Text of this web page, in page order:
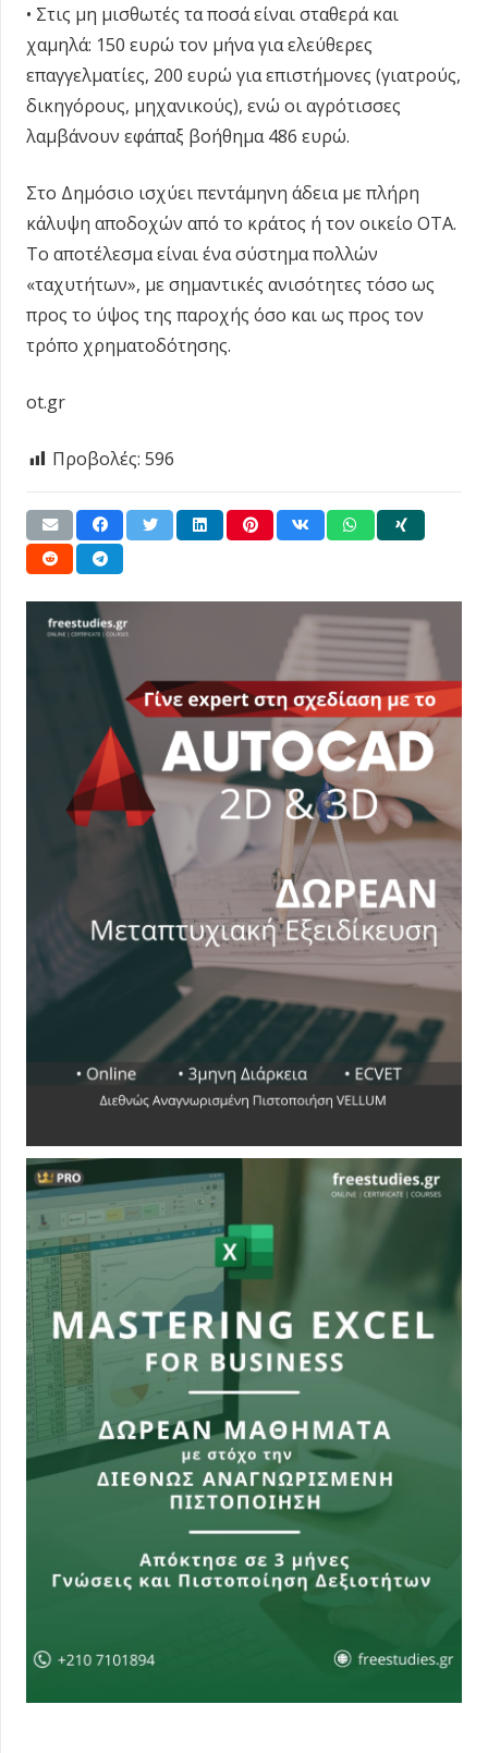
• Στις μη μισθωτές τα ποσά είναι σταθερά και
χαμηλά: 150 ευρώ τον μήνα για ελεύθερες
επαγγελματίες, 200 ευρώ για επιστήμονες (γιατρούς,
δικηγόρους, μηχανικούς), ενώ οι αγρότισσες
λαμβάνουν εφάπαξ βοήθημα 486 ευρώ.
Στο Δημόσιο ισχύει πεντάμηνη άδεια με πλήρη
κάλυψη αποδοχών από το κράτος ή τον οικείο ΟΤΑ.
Το αποτέλεσμα είναι ένα σύστημα πολλών
«ταχυτήτων», με σημαντικές ανισότητες τόσο ως
προς το ύψος της παροχής όσο και ως προς τον
τρόπο χρηματοδότησης.
ot.gr
Προβολές: 596